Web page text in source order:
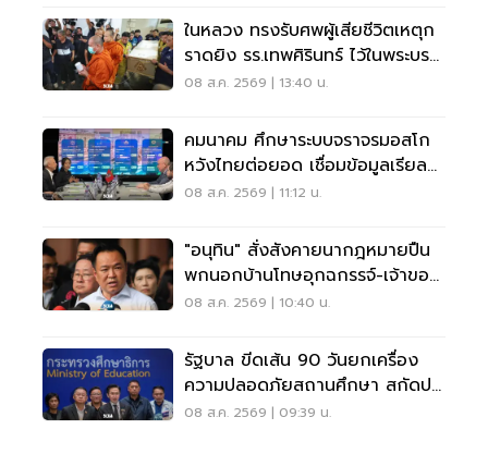
ในหลวง ทรงรับศพผู้เสียชีวิตเหตุก
ราดยิง รร.เทพศิรินทร์ ไว้ในพระบรม
ราชานุเคราะห์
08 ส.ค. 2569 | 13:40 น.
คมนาคม ศึกษาระบบจราจรมอสโก
หวังไทยต่อยอด เชื่อมข้อมูลเรียล
ไทม์ แก้รถติด
08 ส.ค. 2569 | 11:12 น.
"อนุทิน" สั่งสังคายนากฎหมายปืน
พกนอกบ้านโทษอุกฉกรรจ์-เจ้าของ
โดนหนัก
08 ส.ค. 2569 | 10:40 น.
รัฐบาล ขีดเส้น 90 วันยกเครื่อง
ความปลอดภัยสถานศึกษา สกัดปม
บูลลี่
08 ส.ค. 2569 | 09:39 น.